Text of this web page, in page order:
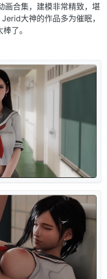
画合集，建模非常精致，堪
大神的作品多为催眠，
了。